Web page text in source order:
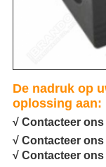
De nadruk op
oplossing aan:
√ Contacteer
√ Contacteer
√ Contacteer